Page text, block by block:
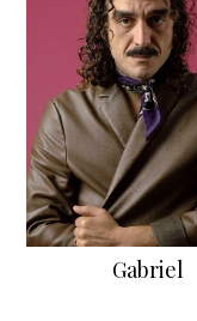
Gabriel